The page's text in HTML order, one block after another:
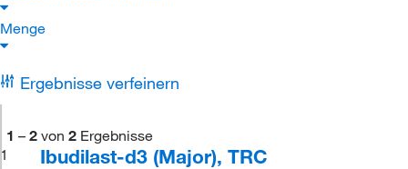
Menge
Ergebnisse verfeinern
1 – 2 von 2 Ergebnisse
1
Ibudilast-d3 (Major), TRC